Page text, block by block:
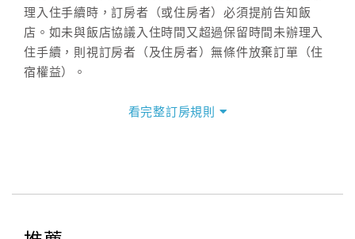
理入住手續時，訂房者（或住房者）必須提前告知飯
店。如未與飯店協議入住時間又超過保留時間未辦理入
住手續，則視訂房者（及住房者）無條件放棄訂單（住
宿權益）。
四、訂單異動
提出申辦不得異動訂單。
看完整訂房規則